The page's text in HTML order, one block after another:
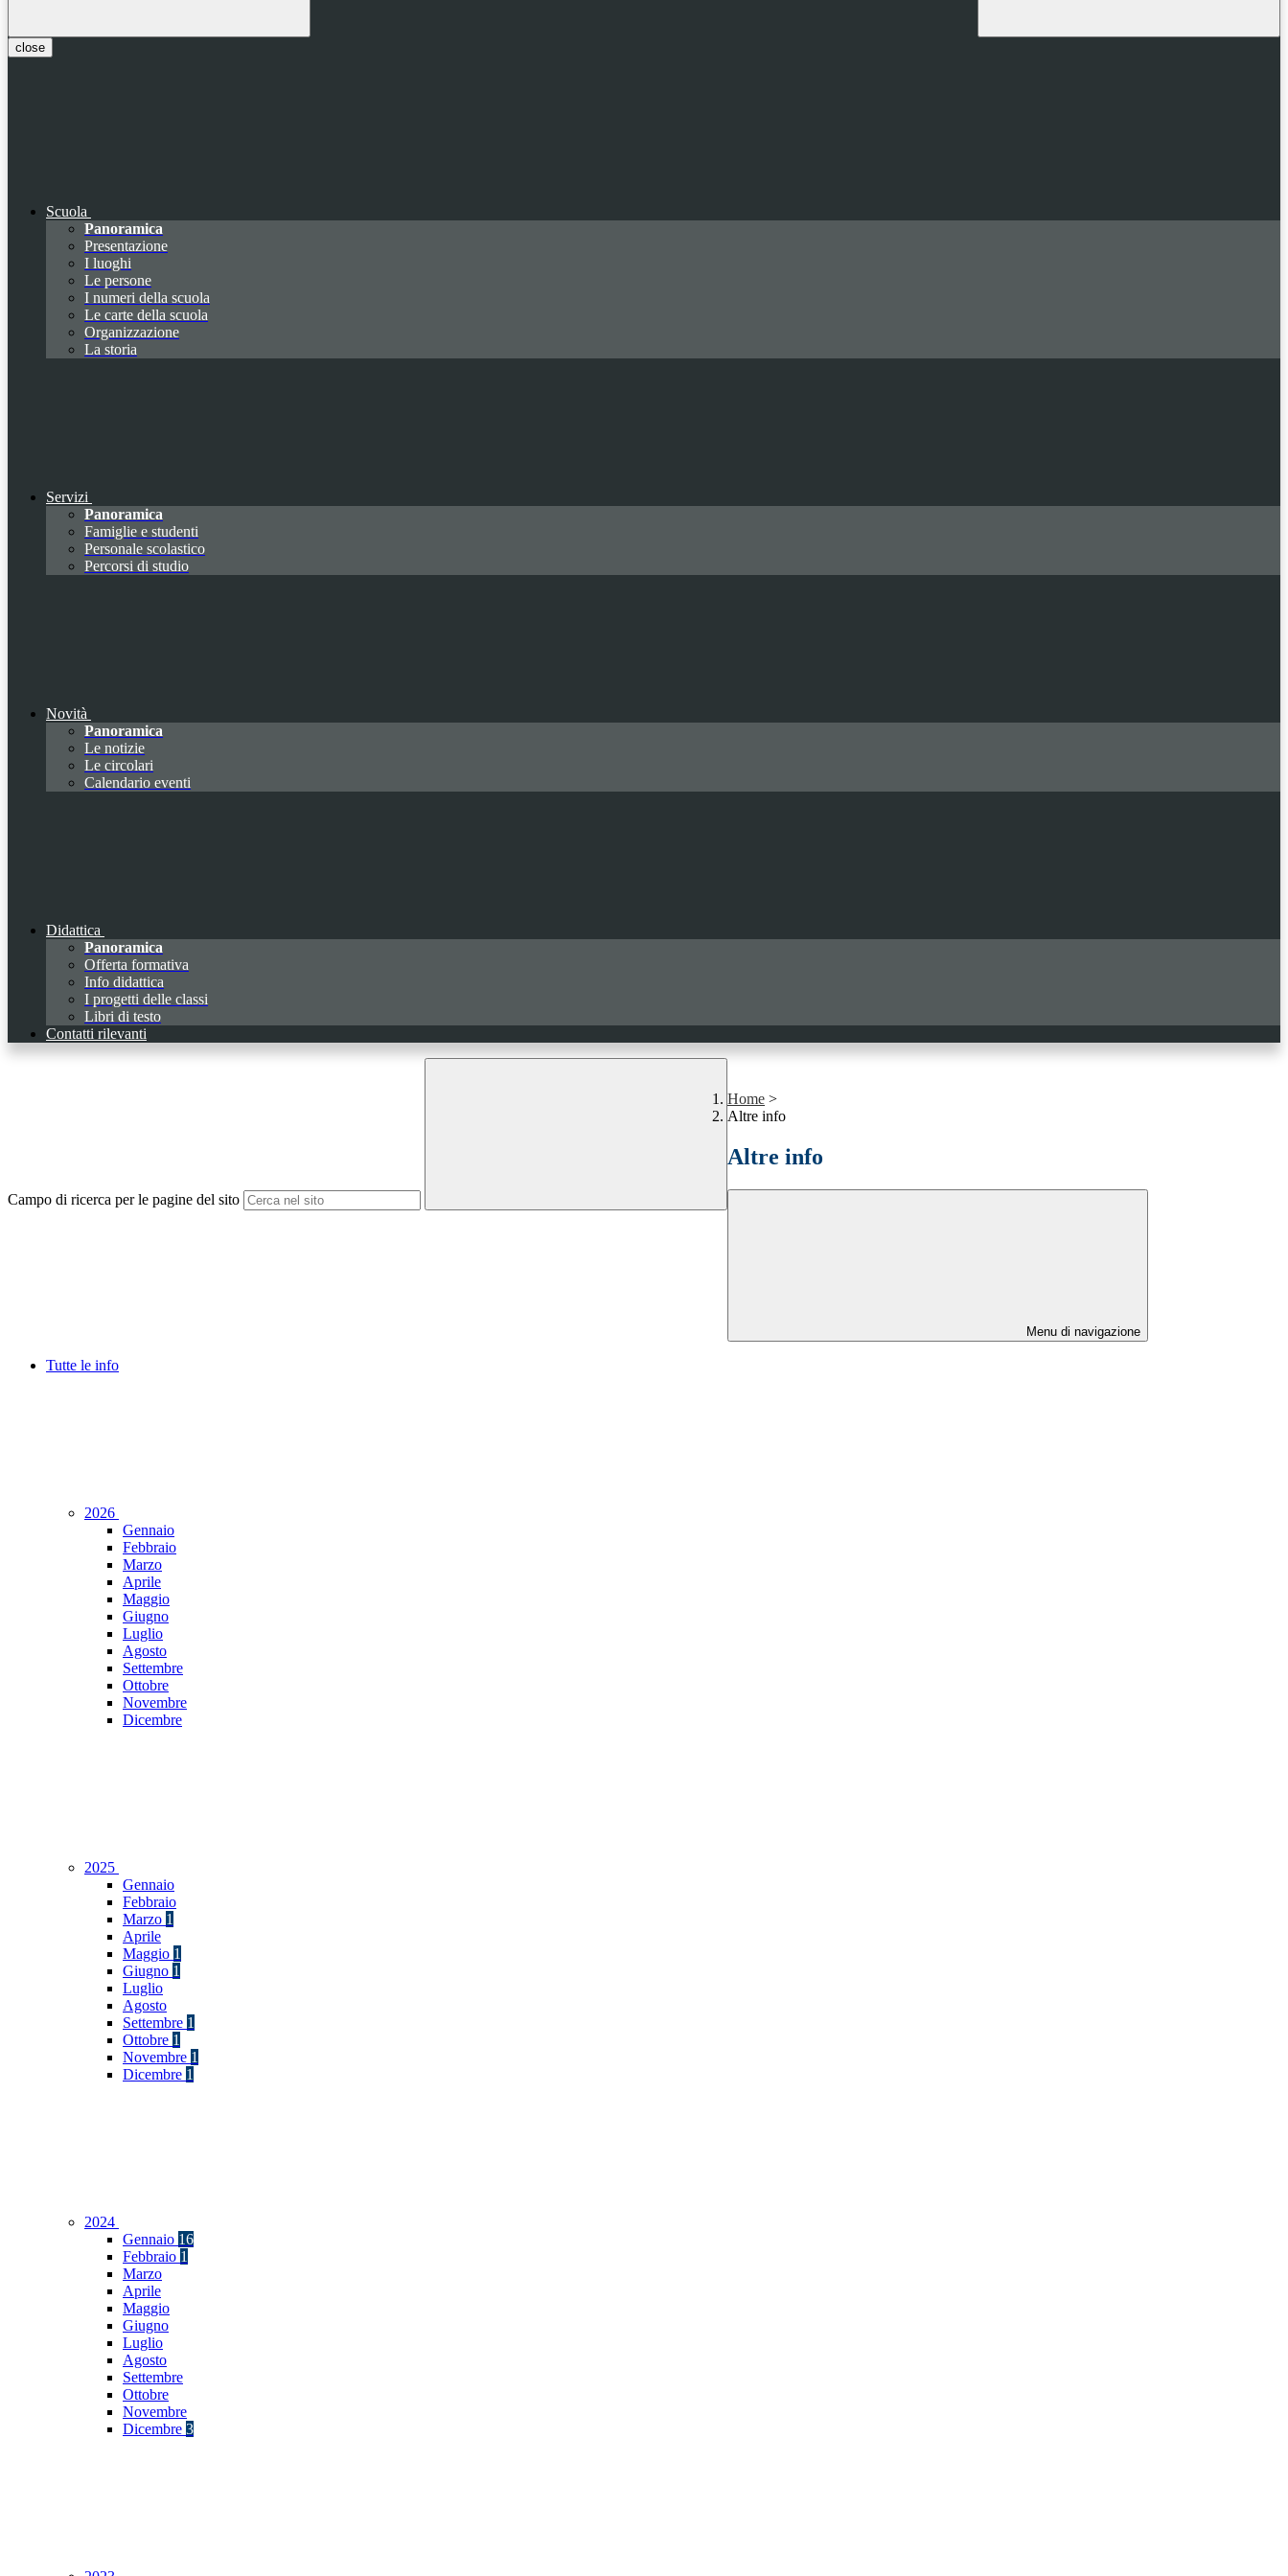
close
Scuola
Panoramica
Presentazione
I luoghi
Le persone
I numeri della scuola
Le carte della scuola
Organizzazione
La storia
Servizi
Panoramica
Famiglie e studenti
Personale scolastico
Percorsi di studio
Novità
Panoramica
Le notizie
Le circolari
Calendario eventi
Didattica
Panoramica
Offerta formativa
Info didattica
I progetti delle classi
Libri di testo
Contatti rilevanti
Campo di ricerca per le pagine del sito
Home >
Altre info
Altre info
Menu di navigazione
Tutte le info
2026
Gennaio
Febbraio
Marzo
Aprile
Maggio
Giugno
Luglio
Agosto
Settembre
Ottobre
Novembre
Dicembre
2025
Gennaio
Febbraio
Marzo 1
Aprile
Maggio 1
Giugno 1
Luglio
Agosto
Settembre 1
Ottobre 1
Novembre 1
Dicembre 1
2024
Gennaio 16
Febbraio 1
Marzo
Aprile
Maggio
Giugno
Luglio
Agosto
Settembre
Ottobre
Novembre
Dicembre 3